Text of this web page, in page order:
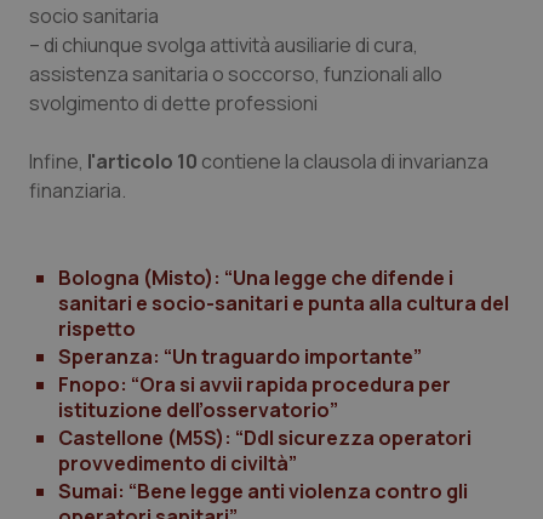
socio sanitaria
– di chiunque svolga attività ausiliarie di cura,
assistenza sanitaria o soccorso, funzionali allo
svolgimento di dette professioni
Infine, l'articolo 10 contiene la clausola di invarianza
finanziaria.
Bologna (Misto): “Una legge che difende i
sanitari e socio-sanitari e punta alla cultura del
rispetto
Speranza: “Un traguardo importante”
Fnopo: “Ora si avvii rapida procedura per
istituzione dell’osservatorio”
Castellone (M5S): “Ddl sicurezza operatori
provvedimento di civiltà”
Sumai: “Bene legge anti violenza contro gli
I cookie necessari contribuiscono a rendere fruibile il
sito web abilitandone funzionalità di base quali la
navigazione sulle pagine e l'accesso alle aree
protette del sito. Il sito web non è in grado di
funzionare correttamente senza questi cookie.
VISITOR_PRIVACY_METADATA
YouTube